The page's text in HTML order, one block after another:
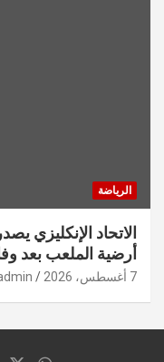
الرياضة
الاتحاد الإنكليزي
أرضية الملعب بعد
7 أغسطس، 2026